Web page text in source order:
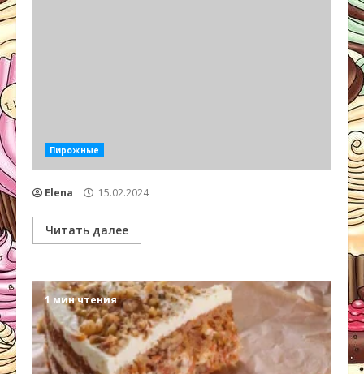
Пирожные
Elena 15.02.2024
Читать далее
1 мин чтения